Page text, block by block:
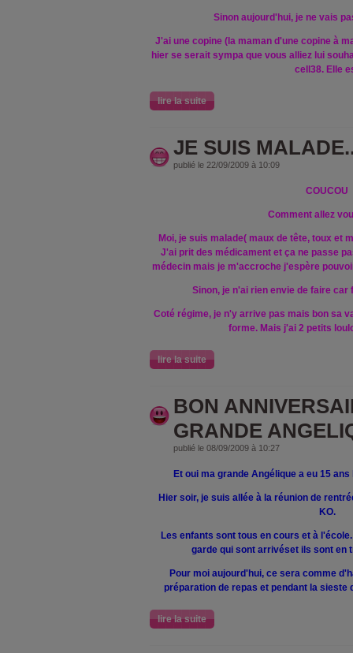
Sinon aujourd'hui, je ne vais
J'ai une copine (la maman d'une copine à
hier se serait sympa que vous alliez lui
cell38. Elle
lire la suite
JE SUIS
publié le 22/09/2009 à 10:09
COUCOU
Comment allez
Moi, je suis malade( maux de tête, toux et
J'ai prit des médicament et çane passe
médecin mais je m'accroche j'espère
Sinon, je n'ai rien envie de faire car
Coté régime, je n'y arrive pas mais bon sa
forme. Mais j'ai 2 petits
lire la suite
BON
GRANDE
publié le 08/09/2009 à 10:27
Et oui ma grande Angélique a eu 15
Hier soir, je suis allée à la réunion de
KO.
Les enfants sont tous en cours et à
garde qui sont arrivéset ils sont en
Pour moi aujourd'hui, ce sera comme
préparation de repas et pendant la sieste
lire la suite